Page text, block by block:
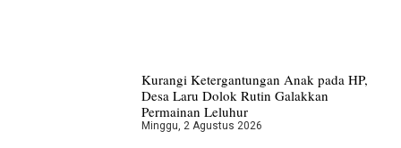
Kurangi Ketergantungan Anak pada HP,
Desa Laru Dolok Rutin Galakkan
Permainan Leluhur
Minggu, 2 Agustus 2026